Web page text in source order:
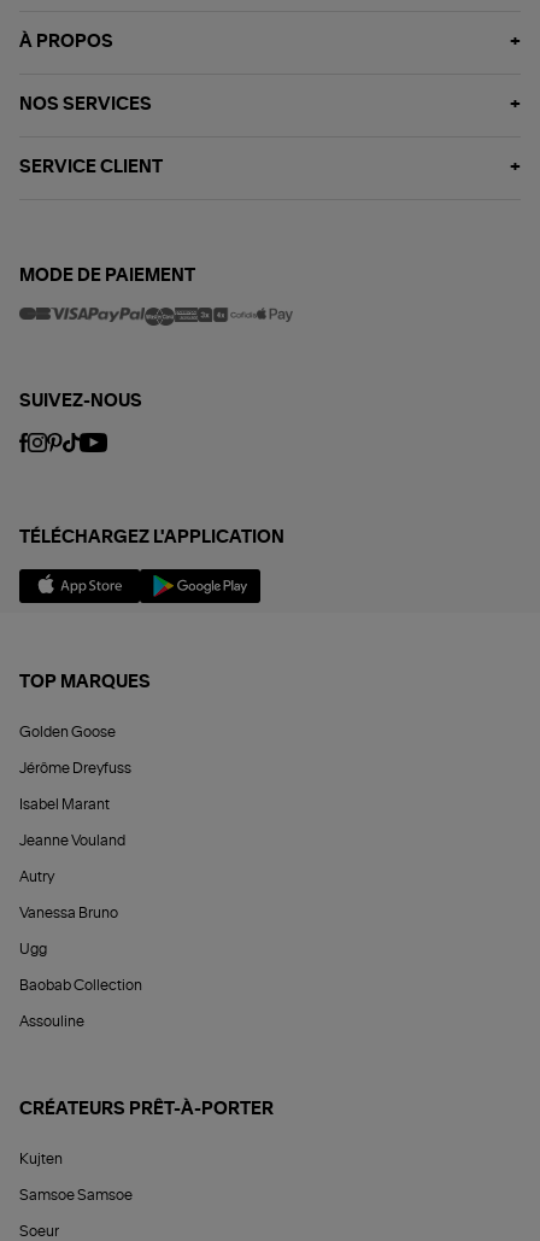
À PROPOS
NOS SERVICES
SERVICE CLIENT
MODE DE PAIEMENT
SUIVEZ-NOUS
TÉLÉCHARGEZ L'APPLICATION
TOP MARQUES
Golden Goose
Jérôme Dreyfuss
Isabel Marant
Jeanne Vouland
Autry
Vanessa Bruno
Ugg
Baobab Collection
Assouline
CRÉATEURS PRÊT-À-PORTER
Kujten
Samsoe Samsoe
Soeur